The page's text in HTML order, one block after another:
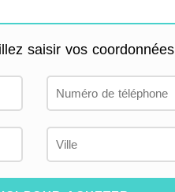
saisir vos coordonnées